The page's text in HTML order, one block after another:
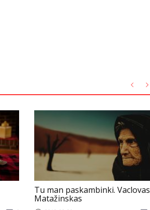
Tu man paskambinki. Vaclovas
Matažinskas